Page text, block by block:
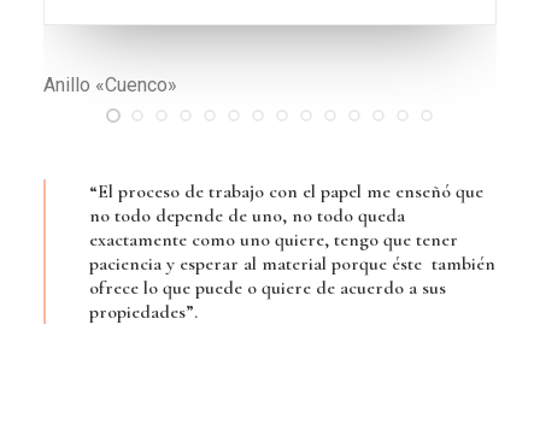
Anillo «Reflejos2»
“El proceso de trabajo con el papel me enseñó que
no todo depende de uno, no todo queda
exactamente como uno quiere, tengo que tener
paciencia y esperar al material porque éste también
ofrece lo que puede o quiere de acuerdo a sus
propiedades”.